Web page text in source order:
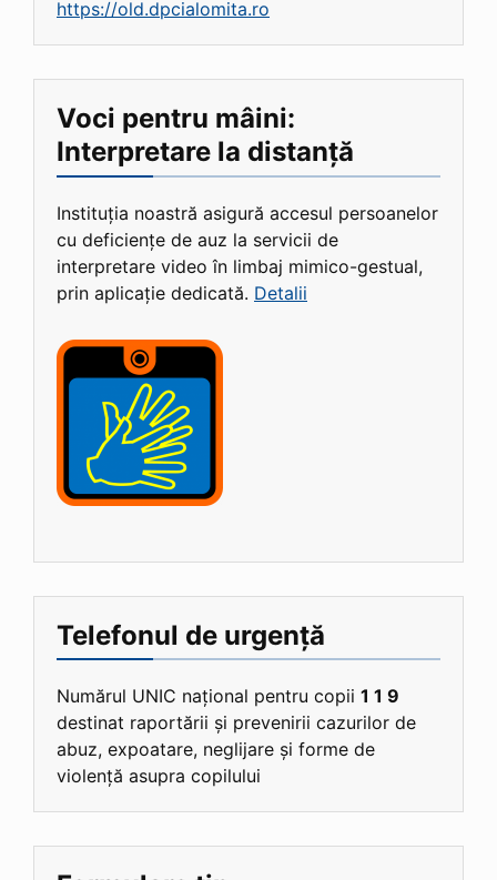
https://old.dpcialomita.ro
Voci pentru mâini:
Interpretare la distanță
Instituția noastră asigură accesul persoanelor
cu deficiențe de auz la servicii de
interpretare video în limbaj mimico-gestual,
prin aplicație dedicată. Detalii
Telefonul de urgență
Numărul UNIC național pentru copii 1 1 9
destinat raportării și prevenirii cazurilor de
abuz, expoatare, neglijare și forme de
violență asupra copilului